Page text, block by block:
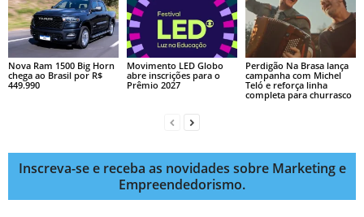
Nova Ram 1500 Big Horn
chega ao Brasil por R$
449.990
Movimento LED Globo
abre inscrições para o
Prêmio 2027
Perdigão Na Brasa lança
campanha com Michel
Teló e reforça linha
completa para churrasco
Inscreva-se e receba as novidades sobre Marketing e
Empreendedorismo.